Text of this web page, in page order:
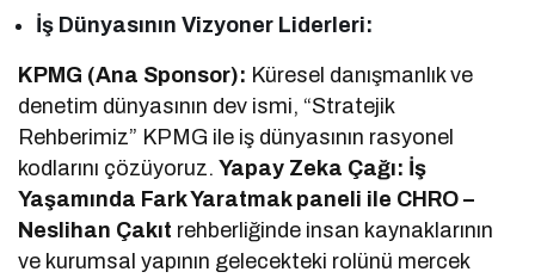
İş Dünyasının Vizyoner Liderleri:
KPMG (Ana Sponsor): Küresel danışmanlık ve
denetim dünyasının dev ismi, “Stratejik
Rehberimiz” KPMG ile iş dünyasının rasyonel
kodlarını çözüyoruz.Yapay Zeka Çağı: İş
Yaşamında Fark Yaratmak paneli ile CHRO –
Neslihan Çakıt rehberliğinde insan kaynaklarının
ve kurumsal yapının gelecekteki rolünü mercek